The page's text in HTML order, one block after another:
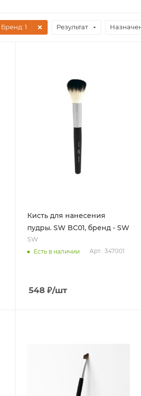
Бренд: 1 Результат
Кисть для нанесения
пудры. SW BC01, бренд - SW
SW
Есть в наличии Арт.: 347001
548₽/шт